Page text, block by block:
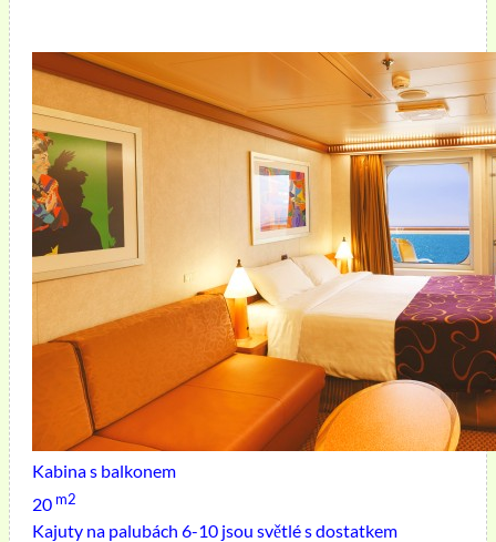
Kabina s balkonem
20 m2
Kajuty na palubách 6-10 jsou světlé s dostatkem